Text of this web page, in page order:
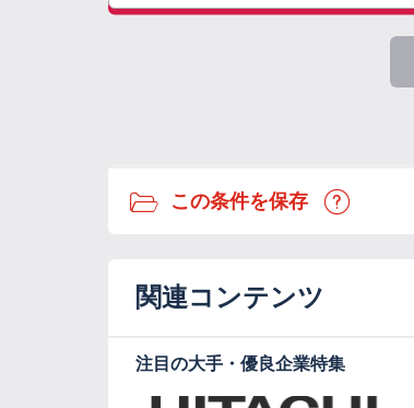
この条件を保存
関連コンテンツ
注目の大手・優良企業特集